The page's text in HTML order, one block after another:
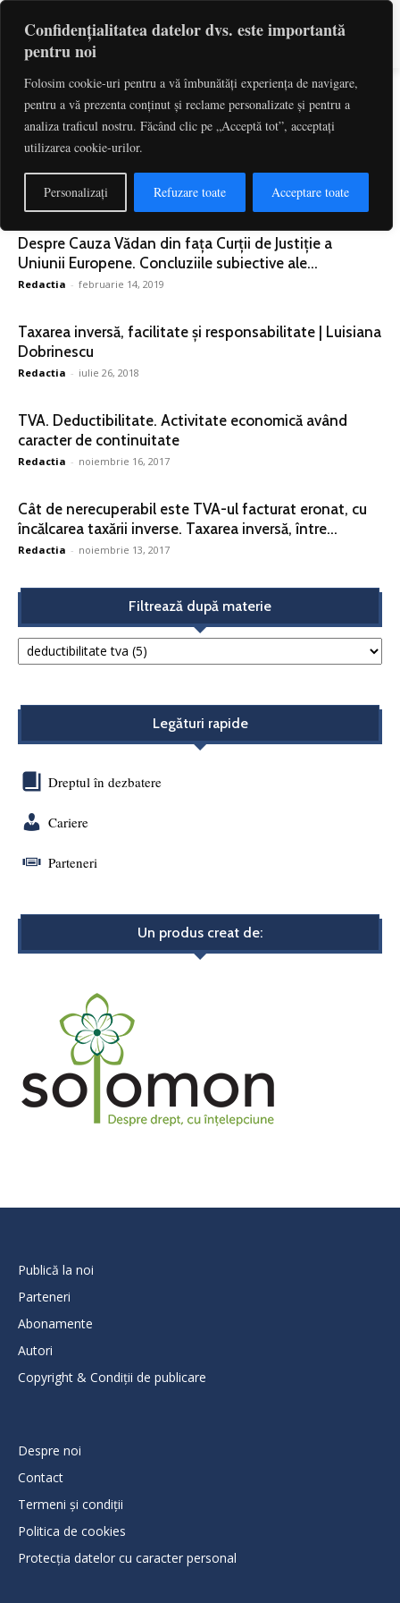
Confidențialitatea datelor dvs. este importantă
pentru noi
Folosim cookie-uri pentru a vă îmbunătăți experiența de navigare,
pentru a vă prezenta conținut și reclame personalizate și pentru a
analiza traficul nostru. Făcând clic pe „Acceptă tot”, acceptați
utilizarea cookie-urilor.
Personalizați Refuzare toate Acceptare toate
Etichetă: Deductibilitate Tva
Răspunderea solidară în materie de TVA | Luisiana
Dobrinescu
Redactia - martie 14, 2019
Despre Cauza Vădan din fața Curții de Justiție a
Uniunii Europene. Concluziile subiective ale...
Redactia - februarie 14, 2019
Taxarea inversă, facilitate și responsabilitate | Luisiana
Dobrinescu
Redactia - iulie 26, 2018
TVA. Deductibilitate. Activitate economică având
caracter de continuitate
Redactia - noiembrie 16, 2017
Cât de nerecuperabil este TVA-ul facturat eronat, cu
încălcarea taxării inverse. Taxarea inversă, între...
Redactia - noiembrie 13, 2017
Filtrează după materie
Legături rapide
Dreptul în dezbatere
Cariere
Parteneri
Un produs creat de:
Publică la noi
Parteneri
Abonamente
Autori
Copyright & Condiții de publicare
Despre noi
Contact
Termeni și condiții
Politica de cookies
Protecţia datelor cu caracter personal